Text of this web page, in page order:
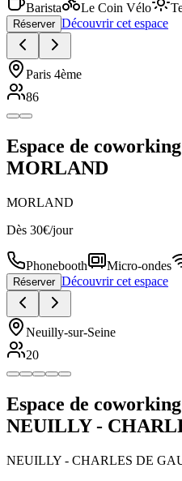
Barista Le Coin Vélo
Réserver Découvrir cet espace
Paris 4ème
86
Espace de
MORLAND
MORLAND
Dès 30€/jour
Phonebooth Micro-ondes
Réserver Découvrir cet espace
Neuilly-sur-Seine
20
Espace de
NEUILLY -
NEUILLY - CHARLES DE